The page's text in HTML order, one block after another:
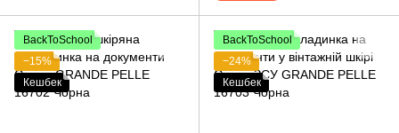
BackToSchool
−15%
Кешбек
BackToSchool
−24%
Кешбек